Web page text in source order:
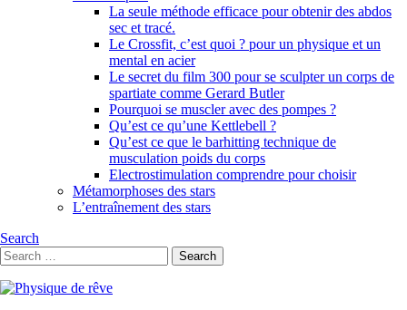
La seule méthode efficace pour obtenir des abdos
sec et tracé.
Le Crossfit, c’est quoi ? pour un physique et un
mental en acier
Le secret du film 300 pour se sculpter un corps de
spartiate comme Gerard Butler
Pourquoi se muscler avec des pompes ?
Qu’est ce qu’une Kettlebell ?
Qu’est ce que le barhitting technique de
musculation poids du corps
Electrostimulation comprendre pour choisir
Métamorphoses des stars
L’entraînement des stars
Search
Search
for:
Search